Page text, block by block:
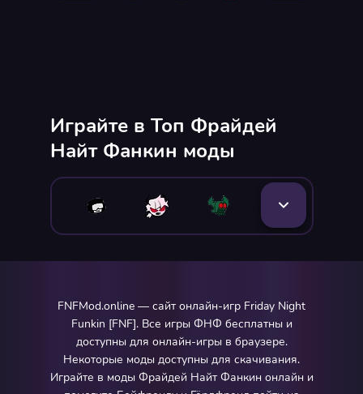
Играйте в Топ Фрайдей
Найт Фанкин моды
FNFMod.online — сайт онлайн-игр Friday Night
Funkin [FNF]. Все игры ФНФ бесплатны и
доступны для онлайн-игры в браузере.
Некоторые моды доступны для скачивания.
Играйте в моды Фрайдей Найт Фанкин онлайн и